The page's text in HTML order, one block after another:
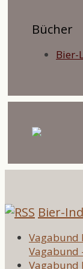
Bücher
Bier-
Bier-
Vagabund
Vagabund
Vagabund